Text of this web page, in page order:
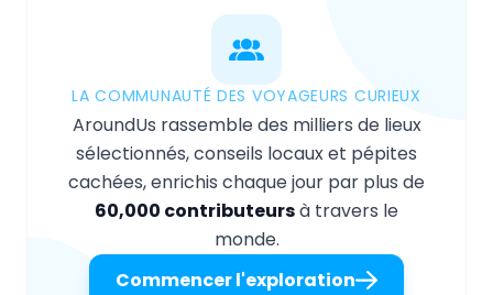
LA COMMUNAUTÉ DES VOYAGEURS CURIEUX
AroundUs rassemble des milliers de lieux
sélectionnés, conseils locaux et pépites
cachées, enrichis chaque jour par plus de
60,000 contributeursà travers le
monde.
Commencer l'exploration